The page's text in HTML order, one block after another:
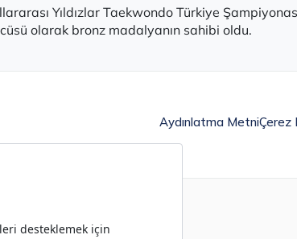
Yıldızlar Taekwondo Türkiye
olarak bronz madalyanın sahibi oldu.
Aydınlatma MetniÇerez